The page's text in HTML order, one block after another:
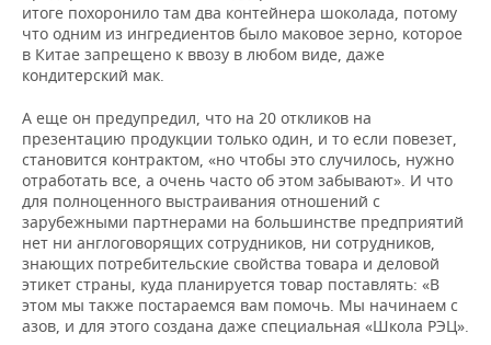
итоге похоронило там два контейнера шоколада, потому
что одним из ингредиентов было маковое зерно, которое
в Китае запрещено к ввозу в любом виде, даже
кондитерский мак.
А еще он предупредил, что на 20 откликов на
презентацию продукции только один, и то если повезет,
становится контрактом, «но чтобы это случилось, нужно
отработать все, а очень часто об этом забывают». И что
для полноценного выстраивания отношений с
зарубежными партнерами на большинстве предприятий
нет ни англоговорящих сотрудников, ни сотрудников,
знающих потребительские свойства товара и деловой
этикет страны, куда планируется товар поставлять: «В
этом мы также постараемся вам помочь. Мы начинаем с
азов, и для этого создана даже специальная «Школа РЭЦ».